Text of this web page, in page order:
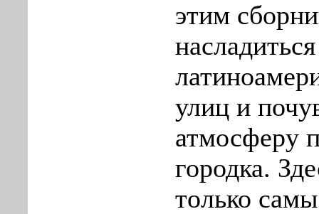
этим
улиц и
атмосферу
городка.
только